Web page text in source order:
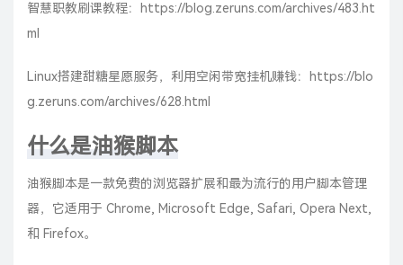
智慧职教刷课教程：
https://blog.zeruns.com/archives/483.ht
ml
Linux搭建甜糖星愿服务，利用空闲带宽挂机赚钱：
https://blo
g.zeruns.com/archives/628.html
什么是油猴脚本
油猴脚本是一款免费的浏览器扩展和最为流行的用户脚本管理
器，它适用于 Chrome, Microsoft Edge, Safari, Opera Next,
和 Firefox。